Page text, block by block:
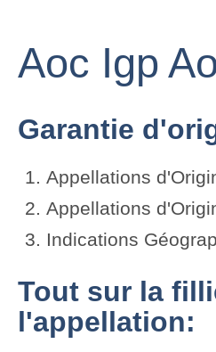
Aoc Igp
Garantie
Appellations
Appellations
Indications
Tout sur la
l'appellation: